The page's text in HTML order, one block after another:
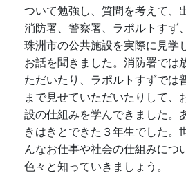
ついて勉強し、質問を考えて、
消防署、警察署、ラポルトすず
珠洲市の公共施設を実際に見学
お話を聞きました。消防署では
ただいたり、ラポルトすずでは
まで見せていただいたりして、
設の仕組みを学んできました。
きはきとできた３年生でした。
んなお仕事や社会の仕組みにつ
色々と知っていきましょう。